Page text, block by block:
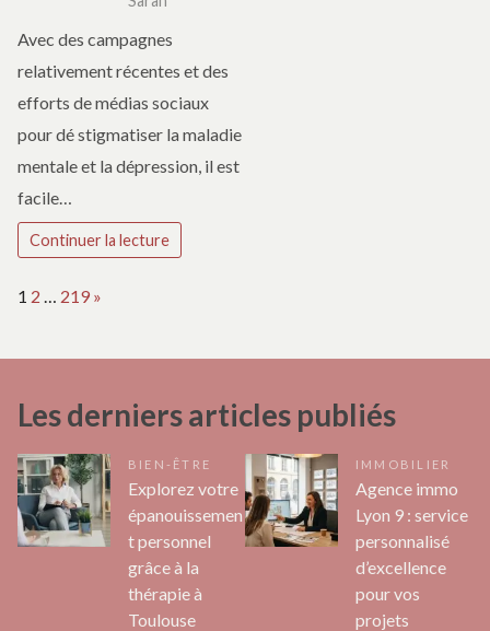
Avec des campagnes
relativement récentes et des
efforts de médias sociaux
pour dé stigmatiser la maladie
mentale et la dépression, il est
facile…
Continuer la lecture
Page:
1 2 … 219 Next
»
Les derniers articles publiés
BIEN-ÊTRE
Explorez votre
épanouissemen
t personnel
grâce à la
thérapie à
Toulouse
IMMOBILIER
Agence immo
Lyon 9 : service
personnalisé
d’excellence
pour vos
projets